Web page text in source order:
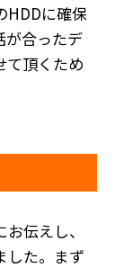
HDDに確保
が合ったデ
て頂くため
伝えし、
した。まず